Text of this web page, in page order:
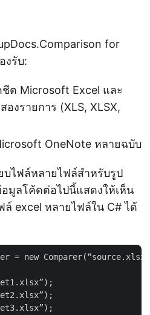
for
งรับ:
ชีต Microsoft Excel และ
งรายการ (XLS, XLSX,
OneNote หลายฉบับ
บไฟล์หลายไฟล์สำหรับรูป
มูลโค้ดต่อไปนี้แสดงให้เห็น
ล์ excel หลายไฟล์ใน C# ได้
= new